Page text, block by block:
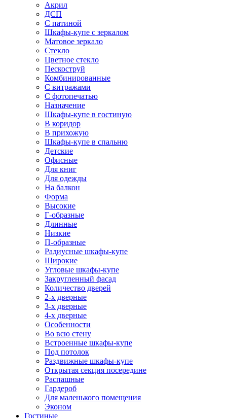
Акрил
ДСП
С патиной
Шкафы-купе с зеркалом
Матовое зеркало
Стекло
Цветное стекло
Пескоструй
Комбинированные
С витражами
С фотопечатью
Назначение
Шкафы-купе в гостиную
В коридор
В прихожую
Шкафы-купе в спальню
Детские
Офисные
Для книг
Для одежды
На балкон
Форма
Высокие
Г-образные
Длинные
Низкие
П-образные
Радиусные шкафы-купе
Широкие
Угловые шкафы-купе
Закругленный фасад
Количество дверей
2-х дверные
3-х дверные
4-х дверные
Особенности
Во всю стену
Встроенные шкафы-купе
Под потолок
Раздвижные шкафы-купе
Открытая секция посередине
Распашные
Гардероб
Для маленького помещения
Эконом
Гостиные